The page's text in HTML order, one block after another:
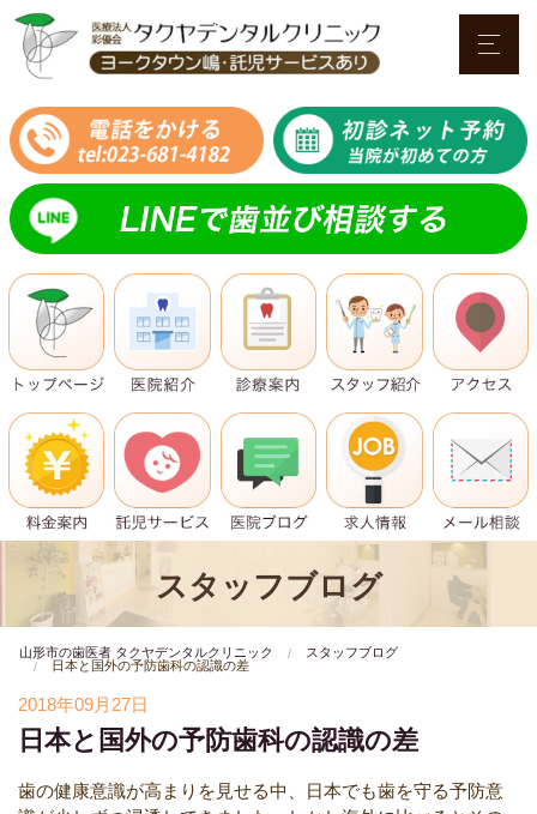
スタッフブログ
山形市の歯医者 タクヤデンタルクリニック
スタッフブログ
日本と国外の予防歯科の認識の差
2018年09月27日
日本と国外の予防歯科の認識の差
歯の健康意識が高まりを見せる中、日本でも歯を守る予防意